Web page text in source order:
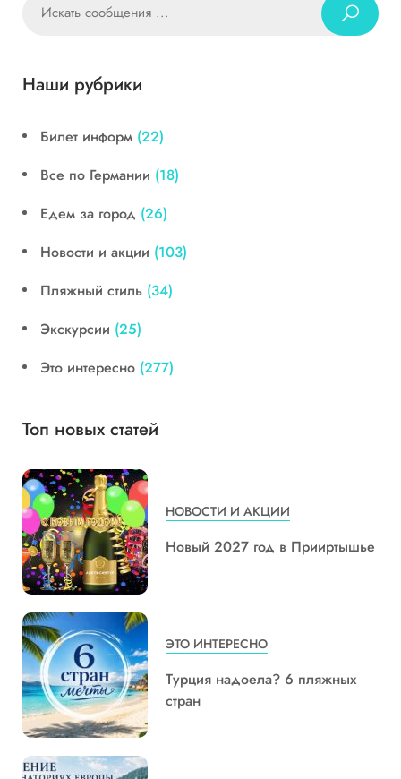
Наши рубрики
Билет информ (22)
Все по Германии (18)
Едем за город (26)
Новости и акции (103)
Пляжный стиль (34)
Экскурсии (25)
Это интересно (277)
Топ новых статей
НОВОСТИ И АКЦИИ
Новый 2027 год в Прииртышье
ЭТО ИНТЕРЕСНО
Турция надоела? 6 пляжных
стран